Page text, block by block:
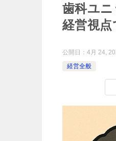
歯科ユ
経営視点
公開日： 4月 24,
経営全般